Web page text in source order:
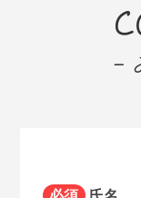
-